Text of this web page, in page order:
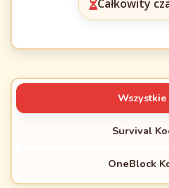
Całkowity
Survival
OneBlock